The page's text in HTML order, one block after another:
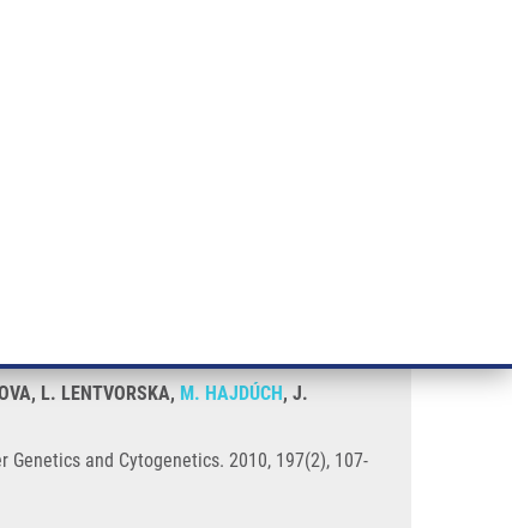
and TP53 gene mutation
L. LENTVORSKA, M. HAJDÚCH, J.
and Cytogenetics. 2010, 197(2), 107-